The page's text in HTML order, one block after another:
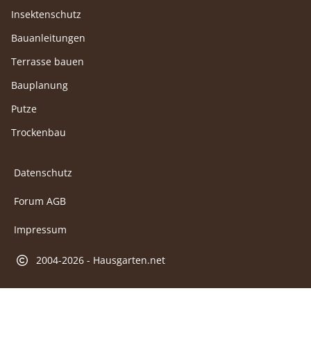
Insektenschutz
Bauanleitungen
Terrasse bauen
Bauplanung
Putze
Trockenbau
Datenschutz
Forum AGB
Impressum
2004-2026 - Hausgarten.net